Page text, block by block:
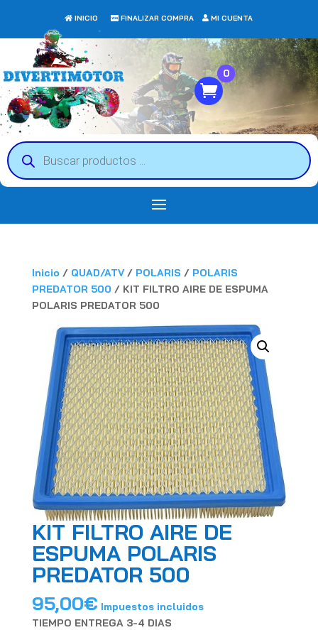
INICIO FINALIZAR COMPRA MI CUENTA
Búsqueda
de
productos
0
Inicio / QUAD/ATV/ POLARIS / POLARIS
PREDATOR 500 / KIT FILTRO AIRE DE ESPUMA
POLARIS PREDATOR 500
KIT FILTRO AIRE DE
ESPUMA POLARIS
PREDATOR 500
95,00€ Impuestos incluidos
TIEMPO ENTREGA 3-4 DIAS